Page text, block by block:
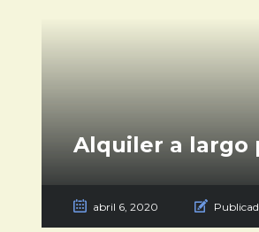
Alquiler a largo
abril 6, 2020